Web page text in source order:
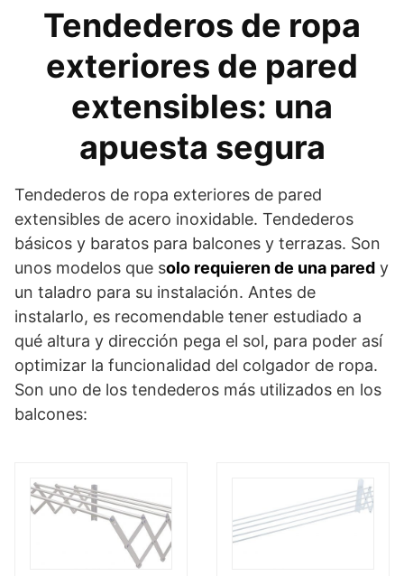
Tendederos de ropa
exteriores de pared
extensibles: una
apuesta segura
Tendederos de ropa exteriores de pared
extensibles de acero inoxidable. Tendederos
básicos y baratos para balcones y terrazas. Son
unos modelos que solo requieren de una pared y
un taladro para su instalación. Antes de
instalarlo, es recomendable tener estudiado a
qué altura y dirección pega el sol, para poder así
optimizar la funcionalidad del colgador de ropa.
Son uno de los tendederos más utilizados en los
balcones: